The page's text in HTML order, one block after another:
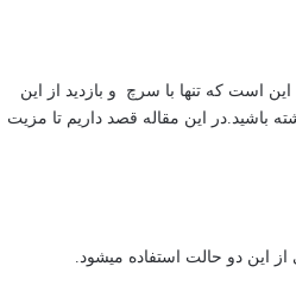
است که تنها با سرچ و بازدید از این
باشید.در این مقاله قصد داریم تا مزیت
این دو حالت استفاده میشود.